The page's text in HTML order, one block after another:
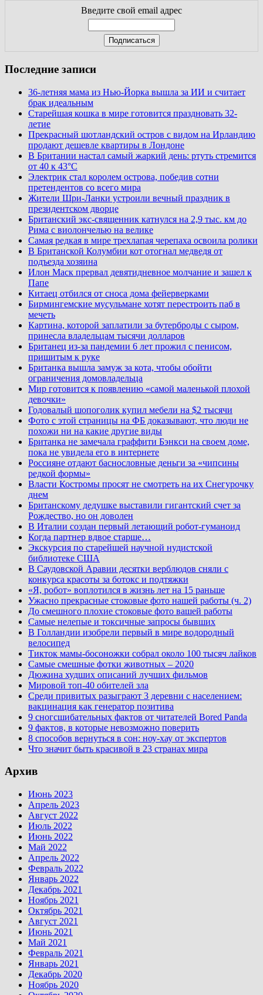
Введите свой email адрес
Последние записи
36-летняя мама из Нью-Йорка вышла за ИИ и считает
брак идеальным
Старейшая кошка в мире готовится праздновать 32-
летие
Прекрасный шотландский остров с видом на Ирландию
продают дешевле квартиры в Лондоне
В Британии настал самый жаркий день: ртуть стремится
от 40 к 43°C
Электрик стал королем острова, победив сотни
претендентов со всего мира
Жители Шри-Ланки устроили вечный праздник в
президентском дворце
Британский экс-священник катнулся на 2,9 тыс. км до
Рима с виолончелью на велике
Самая редкая в мире трехлапая черепаха освоила ролики
В Британской Колумбии кот отогнал медведя от
подъезда хозяина
Илон Маск прервал девятидневное молчание и зашел к
Папе
Китаец отбился от сноса дома фейерверками
Бирмингемские мусульмане хотят перестроить паб в
мечеть
Картина, которой заплатили за бутерброды с сыром,
принесла владельцам тысячи долларов
Британец из-за пандемии 6 лет прожил с пенисом,
пришитым к руке
Британка вышла замуж за кота, чтобы обойти
ограничения домовладельца
Мир готовится к появлению «самой маленькой плохой
девочки»
Годовалый шопоголик купил мебели на $2 тысячи
Фото с этой страницы на ФБ доказывают, что люди не
похожи ни на какие другие виды
Британка не замечала граффити Бэнкси на своем доме,
пока не увидела его в интернете
Россияне отдают баснословные деньги за «чипсины
редкой формы»
Власти Костромы просят не смотреть на их Снегурочку
днем
Британскому дедушке выставили гигантский счет за
Рождество, но он доволен
В Италии создан первый летающий робот-гуманоид
Когда партнер вдвое старше…
Экскурсия по старейшей научной нудистской
библиотеке США
В Саудовской Аравии десятки верблюдов сняли с
конкурса красоты за ботокс и подтяжки
«Я, робот» воплотился в жизнь лет на 15 раньше
Ужасно прекрасные стоковые фото нашей работы (ч. 2)
До смешного плохие стоковые фото вашей работы
Самые нелепые и токсичные запросы бывших
В Голландии изобрели первый в мире водородный
велосипед
Тикток мамы-босоножки собрал около 100 тысяч лайков
Самые смешные фотки животных – 2020
Дюжина худших описаний лучших фильмов
Мировой топ-40 обителей зла
Среди привитых разыграют 3 деревни с населением:
вакцинация как генератор позитива
9 сногсшибательных фактов от читателей Bored Panda
9 фактов, в которые невозможно поверить
8 способов вернуться в сон: ноу-хау от экспертов
Что значит быть красивой в 23 странах мира
Архив
Июнь 2023
Апрель 2023
Август 2022
Июль 2022
Июнь 2022
Май 2022
Апрель 2022
Февраль 2022
Январь 2022
Декабрь 2021
Ноябрь 2021
Октябрь 2021
Август 2021
Июнь 2021
Май 2021
Февраль 2021
Январь 2021
Декабрь 2020
Ноябрь 2020